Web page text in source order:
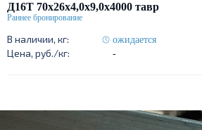
Д16Т 70х26х4,0х9,0х4000 тавр
ожидается
-